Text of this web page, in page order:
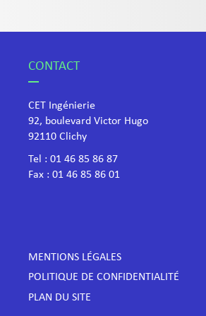
CONTACT
CET Ingénierie
92, boulevard Victor Hugo
​92110 Clichy
Tel : 01 46 85 86 87
Fax : 01 46 85 86 01
MENTIONS LÉGALES
POLITIQUE DE CONFIDENTIALITÉ
PLAN DU SITE